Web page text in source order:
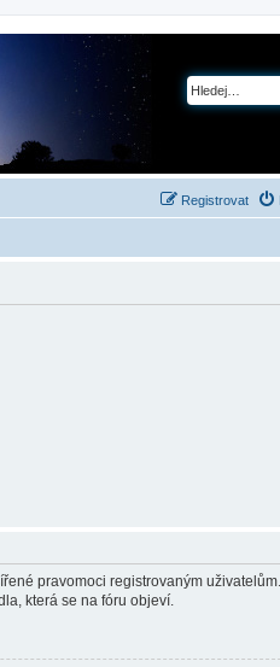
Registrovat
pravomoci registrovaným
která se na fóru objeví.